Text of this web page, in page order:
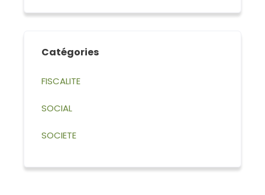
Catégories
FISCALITE
SOCIAL
SOCIETE